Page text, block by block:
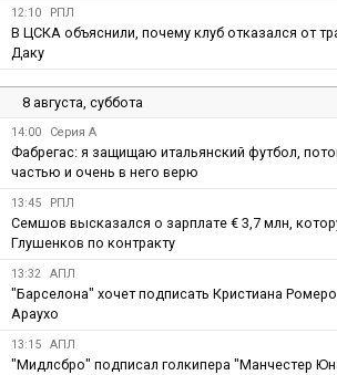
12:10 РПЛ
В ЦСКА объяснили, почему клуб отказался от
Даку
8 августа, суббота
14:00 Серия А
Фабрегас: я защищаю итальянский футбол,
частью и очень в него верю
13:45 РПЛ
Семшов высказался о зарплате € 3,7 млн,
Глушенков по контракту
13:32 АПЛ
"Барселона" хочет подписать Кристиана
Араухо
13:15 АПЛ
"Мидлсбро" подписал голкипера "Манчестер